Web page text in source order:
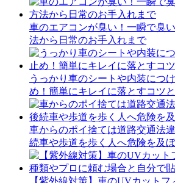
車のエアコンが臭い！一瞬で臭
法から日常のお手入れまで
うっかり車のシートや内装につ
め！簡単にキレイに落とすコツ
車からのポイ捨ては道路交通法
続車や歩道を歩く人へ危険を及